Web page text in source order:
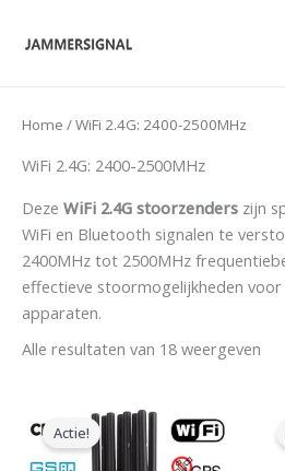
naar
Home / WiFi 2.4G: 2400-2500MHz
WiFi 2.4G: 2400-2500MHz
Deze WiFi 2.4G stoorzenders zijn
WiFi en Bluetooth signalen te
2400MHz tot 2500MHz
effectieve stoormogelijkheden
apparaten.
Alle resultaten van 18 weergeven
Actie!
prijs
was:
$599.00.
prijs
$219.99.